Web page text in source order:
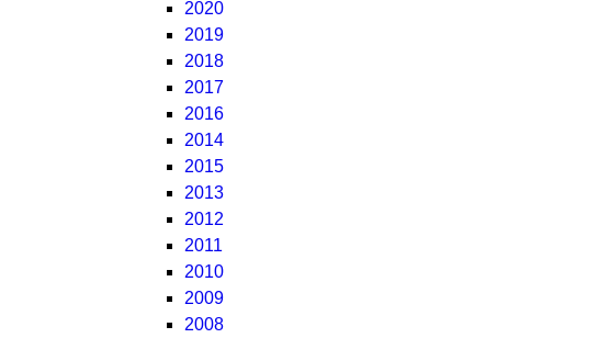
2020
2019
2018
2017
2016
2014
2015
2013
2012
2011
2010
2009
2008